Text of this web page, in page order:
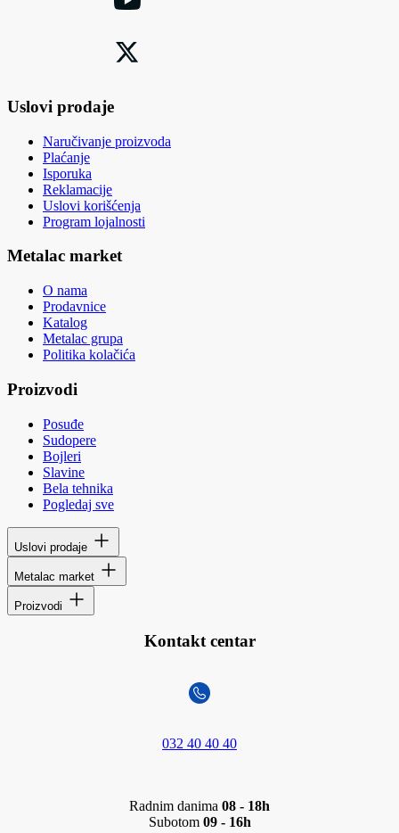
Uslovi prodaje
Naručivanje proizvoda
Plaćanje
Isporuka
Reklamacije
Uslovi korišćenja
Program lojalnosti
Metalac market
O nama
Prodavnice
Katalog
Metalac grupa
Politika kolačića
Proizvodi
Posuđe
Sudopere
Bojleri
Slavine
Bela tehnika
Pogledaj sve
Uslovi prodaje
Metalac market
Proizvodi
Kontakt centar
032 40 40 40
Radnim danima 08 - 18h
Subotom 09 - 16h